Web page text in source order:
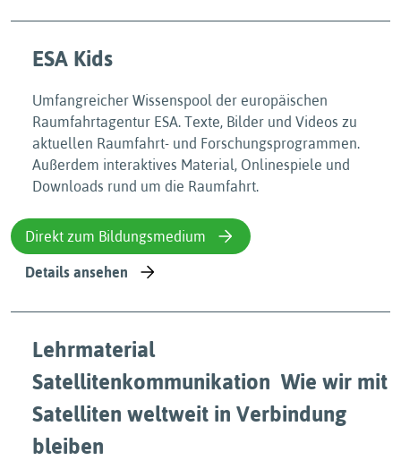
ESA Kids
Umfangreicher Wissenspool der europäischen
Raumfahrtagentur ESA. Texte, Bilder und Videos zu
aktuellen Raumfahrt- und Forschungsprogrammen.
Außerdem interaktives Material, Onlinespiele und
Downloads rund um die Raumfahrt.
Direkt zum Bildungsmedium
Details ansehen
Lehrmaterial
Satellitenkommunikation  Wie wir mit
Satelliten weltweit in Verbindung
bleiben